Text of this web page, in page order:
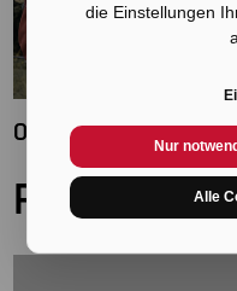
die Einstellungen
Nur
Alle
Outdoor Katalog 2023
PROSPORTS